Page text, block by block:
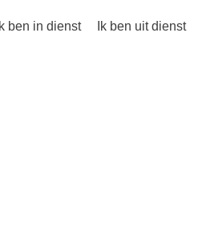
Ik ben in dienst Ik ben uit dienst